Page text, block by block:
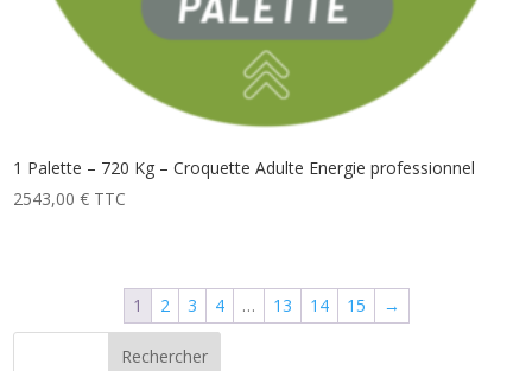
1 Palette – 720 Kg – Croquette Adulte Energie professionnel
2543,00€ TTC
1 2 3 4 … 13 14 15 →
Rechercher